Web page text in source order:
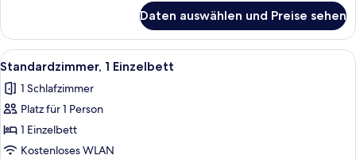
Zimmer,
Queen-
Daten auswählen und Preise sehen
Alle
Fotos
für
Standardzimmer,
1 Einzelbett
anzeigen
Ein Hotelzimmer mit einem Bett,
4
Standardzimmer, 1 Einzelbett
1 Schlafzimmer
Platz für 1 Person
1 Einzelbett
Kostenloses WLAN